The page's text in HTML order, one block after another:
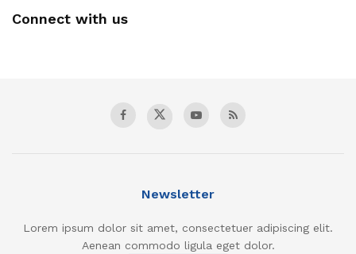
Connect with us
Newsletter
Lorem ipsum dolor sit amet, consectetuer adipiscing elit.
Aenean commodo ligula eget dolor.